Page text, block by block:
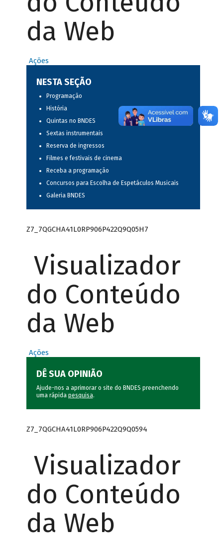
da Web
Ações
NESTA SEÇÃO
Programação
História
Quintas no BNDES
Sextas instrumentais
Reserva de ingressos
Filmes e festivais de cinema
Receba a programação
Concursos para Escolha de Espetáculos Musicais
Galeria BNDES
Z7_7QGCHA41L0RP906P422Q9Q05H7
Visualizador
do Conteúdo
da Web
Ações
DÊ SUA OPINIÃO
Ajude-nos a aprimorar o site do BNDES preenchendo
uma rápida pesquisa.
Z7_7QGCHA41L0RP906P422Q9Q0594
Visualizador
do Conteúdo
da Web